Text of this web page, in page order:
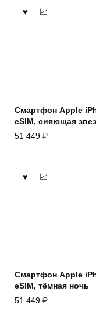
Смартфон Apple
eSIM, сияющая
51 449 ₽
Смартфон Apple
eSIM, тёмная ночь
51 449 ₽